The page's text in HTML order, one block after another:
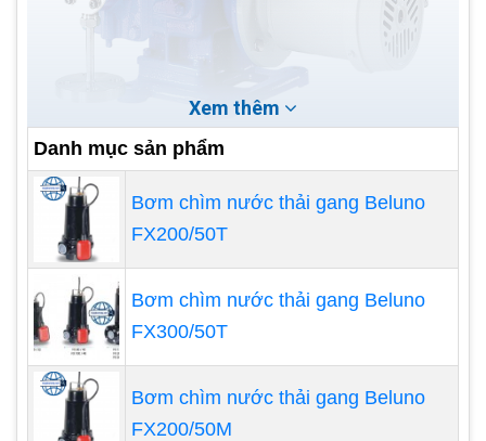
Điểm nổi bật của bơm từ hóa
chất
Bơm từ hóa chất Iwaki được gia công bằng
các vật liệu cao cấp của Nhật nhờ đó tuổi thọ
thiết bị được nâng cao. Máy còn có khả năng
làm kín cao nhất, không rò rỉ gây nguy hiểm
cho con người.
Hàng nhập khẩu chính hãng, đầy đủ CO, CQ
Xem thêm
Danh mục sản phẩm
Bơm chìm nước thải gang Beluno
FX200/50T
Bơm chìm nước thải gang Beluno
FX300/50T
Bơm chìm nước thải gang Beluno
FX200/50M